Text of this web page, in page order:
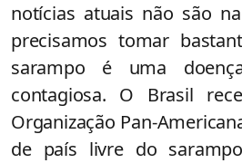
notícias atuais não são
precisamos tomar
sarampo é uma
contagiosa. O Brasil
Organização Pan-
de país livre do